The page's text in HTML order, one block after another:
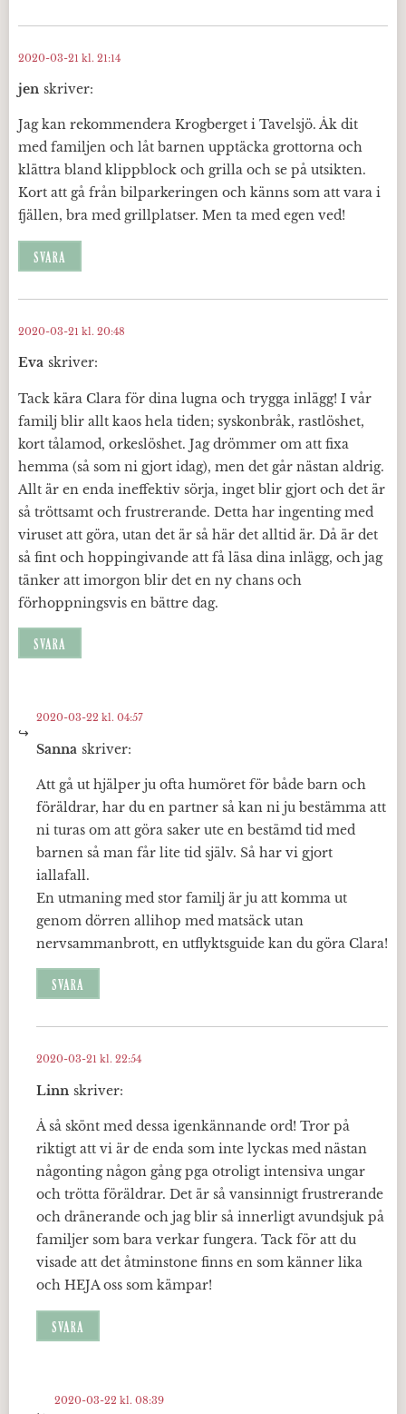
jen skriver:
2020-03-21 kl. 21:14
Jag kan rekommendera Krogberget i Tavelsjö. Åk dit
med familjen och låt barnen upptäcka grottorna och
klättra bland klippblock och grilla och se på utsikten.
Kort att gå från bilparkeringen och känns som att vara i
fjällen, bra med grillplatser. Men ta med egen ved!
SVARA
Eva skriver:
2020-03-21 kl. 20:48
Tack kära Clara för dina lugna och trygga inlägg! I vår
familj blir allt kaos hela tiden; syskonbråk, rastlöshet,
kort tålamod, orkeslöshet. Jag drömmer om att fixa
hemma (så som ni gjort idag), men det går nästan aldrig.
Allt är en enda ineffektiv sörja, inget blir gjort och det är
så tröttsamt och frustrerande. Detta har ingenting med
viruset att göra, utan det är så här det alltid är. Då är det
så fint och hoppingivande att få läsa dina inlägg, och jag
tänker att imorgon blir det en ny chans och
förhoppningsvis en bättre dag.
SVARA
Sanna skriver:
2020-03-22 kl. 04:57
Att gå ut hjälper ju ofta humöret för både barn och
föräldrar, har du en partner så kan ni ju bestämma att
ni turas om att göra saker ute en bestämd tid med
barnen så man får lite tid själv. Så har vi gjort
iallafall.
En utmaning med stor familj är ju att komma ut
genom dörren allihop med matsäck utan
nervsammanbrott, en utflyktsguide kan du göra Clara!
SVARA
Linn skriver:
2020-03-21 kl. 22:54
Å så skönt med dessa igenkännande ord! Tror på
riktigt att vi är de enda som inte lyckas med nästan
någonting någon gång pga otroligt intensiva ungar
och trötta föräldrar. Det är så vansinnigt frustrerande
och dränerande och jag blir så innerligt avundsjuk på
familjer som bara verkar fungera. Tack för att du
visade att det åtminstone finns en som känner lika
och HEJA oss som kämpar!
SVARA
2020-03-22 kl. 08:39